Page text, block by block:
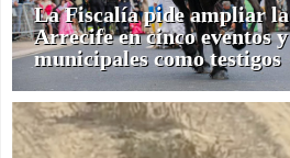
La Fiscalía pide ampliar
Arrecife en cinco eventos
municipales como testigos